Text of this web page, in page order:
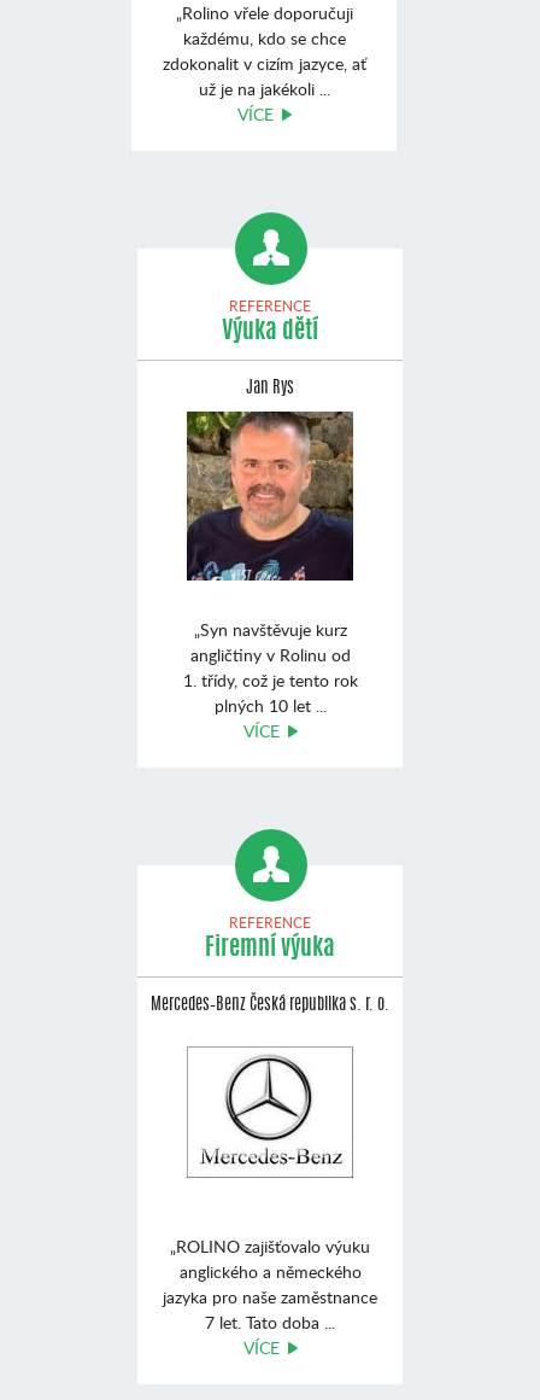
„Rolino vřele doporučuji
každému, kdo se chce
zdokonalit v cizím jazyce, ať
už je na jakékoli ...
VÍCE
REFERENCE
Výuka dětí
Jan Rys
„Syn navštěvuje kurz
angličtiny v Rolinu od
1. třídy, což je tento rok
plných 10 let ...
VÍCE
REFERENCE
Firemní výuka
Mercedes–Benz Česká republika s. r. o.
„ROLINO zajišťovalo výuku
anglického a německého
jazyka pro naše zaměstnance
7 let. Tato doba ...
VÍCE